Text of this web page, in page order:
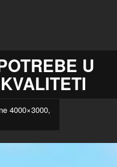
U
4000×3000,